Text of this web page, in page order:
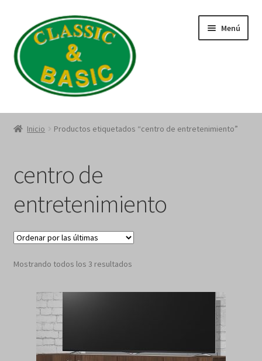
Saltar
navegación
al
contenido
Menú
Catálogo
Política de Privacidad
Términos y Condiciones
Inicio Productos etiquetados “centro de entretenimiento”
centro de
entretenimiento
Mostrando todos los 3 resultadosSorted